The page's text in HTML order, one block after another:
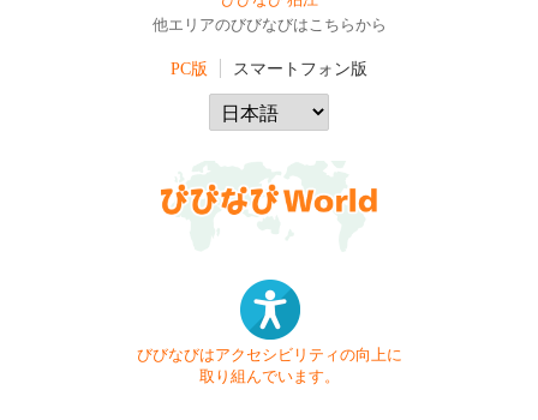
他エリアのびびなびはこちらから
PC版 スマートフォン版
びびなびはアクセシビリティの向上に
取り組んでいます。